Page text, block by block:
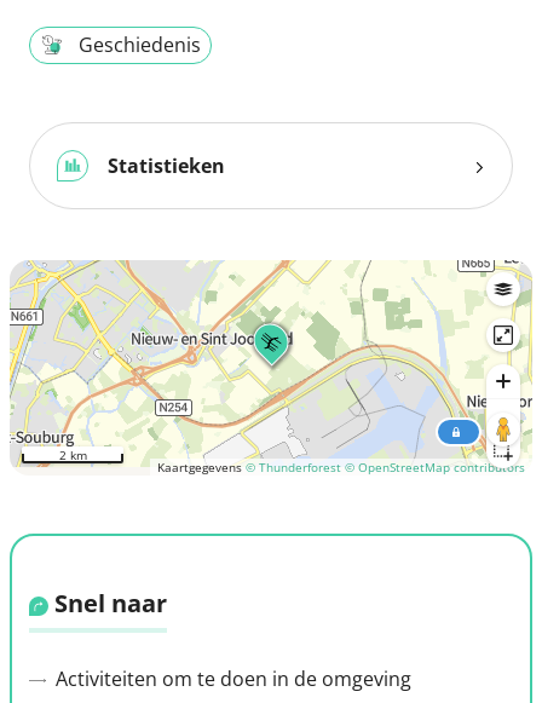
Geschiedenis
Statistieken
Kaartgegevens© Thunderforest © OpenStreetMap contributors
2 km
Snel naar
Activiteiten om te doen in de omgeving